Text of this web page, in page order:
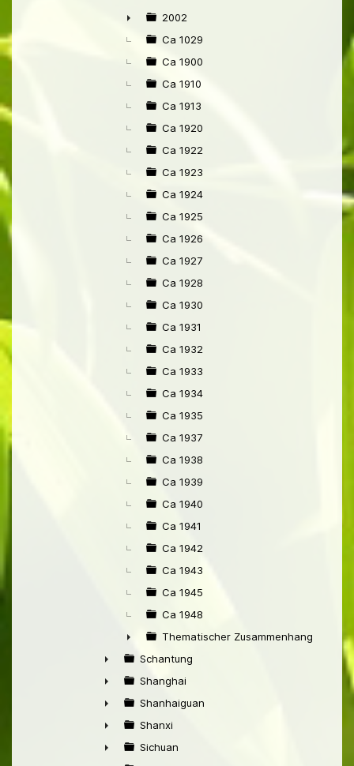
►
►
2002
Ca 1029
Ca 1900
Ca 1910
Ca 1913
Ca 1920
Ca 1922
Ca 1923
Ca 1924
Ca 1925
Ca 1926
Ca 1927
Ca 1928
Ca 1930
Ca 1931
Ca 1932
Ca 1933
Ca 1934
Ca 1935
Ca 1937
Ca 1938
Ca 1939
Ca 1940
Ca 1941
Ca 1942
Ca 1943
Ca 1945
Ca 1948
►
Thematischer Zusammenhang mit
►
Schantung
►
Shanghai
►
Shanhaiguan
►
Shanxi
Sichuan